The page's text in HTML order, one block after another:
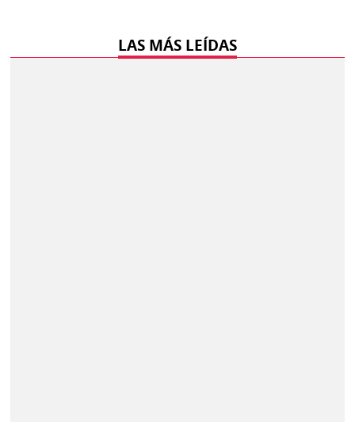
LAS MÁS LEÍDAS